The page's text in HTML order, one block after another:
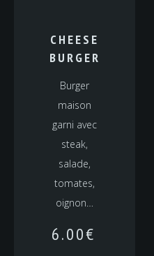
CHEESE
BURGER
Burger
maison
garni avec
steak,
salade,
tomates,
oignon…
6.00€